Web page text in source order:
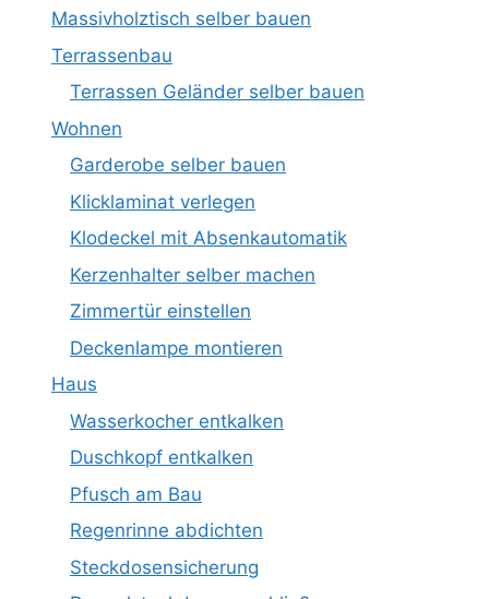
Massivholztisch selber bauen
Terrassenbau
Terrassen Geländer selber bauen
Wohnen
Garderobe selber bauen
Klicklaminat verlegen
Klodeckel mit Absenkautomatik
Kerzenhalter selber machen
Zimmertür einstellen
Deckenlampe montieren
Haus
Wasserkocher entkalken
Duschkopf entkalken
Pfusch am Bau
Regenrinne abdichten
Steckdosensicherung